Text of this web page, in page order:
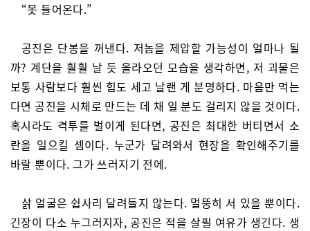
“못 들어온다.”
공진은 단봉을 꺼낸다. 저놈을 제압할 가능성이 얼마나 될
까? 계단을 훨훨 날 듯 올라오던 모습을 생각하면, 저 괴물은
보통 사람보다 훨씬 힘도 세고 날랜 게 분명하다. 마음만 먹는
다면 공진을 시체로 만드는 데 채 일 분도 걸리지 않을 것이다.
혹시라도 격투를 벌이게 된다면, 공진은 최대한 버티면서 소
란을 일으킬 셈이다. 누군가 달려와서 현장을 확인해주기를
바랄 뿐이다. 그가 쓰러지기 전에.
삵 얼굴은 쉽사리 달려들지 않는다. 멀뚱히 서 있을 뿐이다.
긴장이 다소 누그러지자, 공진은 적을 살필 여유가 생긴다. 생